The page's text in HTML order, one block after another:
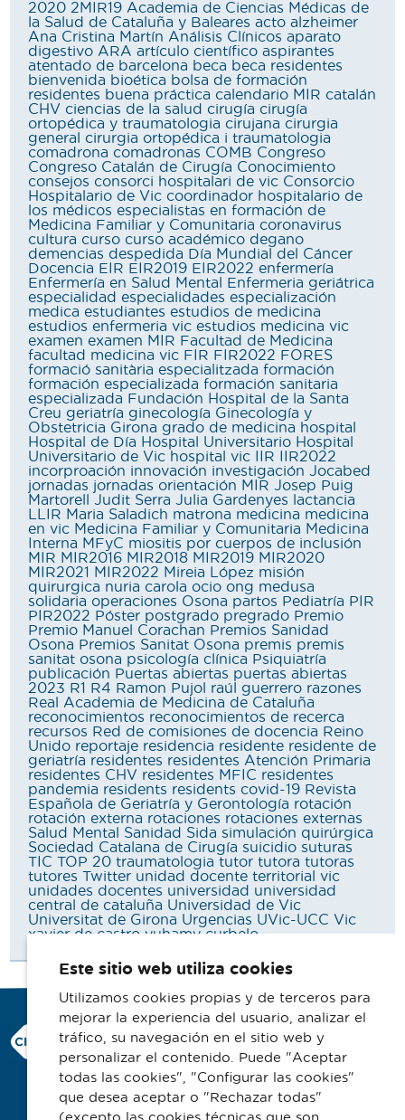
2020 2MIR19 Academia de Ciencias Médicas de
la Salud de Cataluña y Baleares acto alzheimer
Ana Cristina Martín Análisis Clínicos aparato
digestivo ARA artículo científico aspirantes
atentado de barcelona beca beca residentes
bienvenida bioética bolsa de formación
residentes buena práctica calendario MIR catalán
CHV ciencias de la salud cirugía cirugía
ortopédica y traumatologia cirujana cirurgia
general
cirurgia ortopédica i traumatologia
comadrona comadronas COMB Congreso
Congreso Catalán de Cirugía Conocimiento
consejos consorci hospitalari de vic Consorcio
Hospitalario de Vic coordinador hospitalario de
los médicos especialistas en formación de
Medicina Familiar y Comunitaria coronavirus
cultura curso curso académico degano
demencias despedida Día Mundial del Cáncer
Docencia EIR EIR2019 EIR2022 enfermería
Enfermería en Salud Mental
Enfermeria geriátrica
especialidad especialidades especialización
medica estudiantes estudios de medicina
estudios enfermeria vic estudios medicina vic
examen examen MIR Facultad de Medicina
facultad medicina vic FIR FIR2022 FORES
formació sanitària especialitzada formación
formación especializada formación sanitaria
especializada Fundación Hospital de la Santa
Creu geriatría ginecología Ginecología y
Obstetricia Girona grado de medicina hospital
Hospital de Día Hospital Universitario Hospital
Universitario de Vic hospital vic IIR
IIR2022
incorproación innovación investigación Jocabed
jornadas jornadas orientación MIR Josep Puig
Martorell
Judit Serra Julia Gardenyes
lactancia
LLIR Maria Saladich matrona medicina medicina
en vic Medicina Familiar y Comunitaria Medicina
Interna MFyC miositis por cuerpos de inclusión
MIR MIR2016 MIR2018 MIR2019 MIR2020
MIR2021
MIR2022 Mireia López misión
quirurgica nuria carola ocio ong medusa
solidaria operaciones Osona partos Pediatría PIR
PIR2022 Póster postgrado pregrado Premio
Premio Manuel Corachan Premios Sanidad
Osona Premios Sanitat Osona premis premis
sanitat osona psicología clínica Psiquiatría
publicación Puertas abiertas puertas abiertas
2023 R1 R4 Ramon Pujol raúl guerrero razones
Real Academia de Medicina de Cataluña
reconocimientos reconocimientos de recerca
recursos Red de comisiones de docencia Reino
Unido reportaje residencia residente residente de
geriatría residentes residentes Atención Primaria
residentes CHV residentes MFIC residentes
pandemia residents residents covid-19 Revista
Española de Geriatría y Gerontología rotación
rotación externa rotaciones rotaciones externas
Salud Mental
Sanidad Sida simulación quirúrgica
Sociedad Catalana de Cirugía suicidio suturas
TIC TOP 20 traumatologia tutor tutora tutoras
tutores Twitter unidad docente territorial vic
unidades docentes universidad universidad
central de cataluña Universidad de Vic
Universitat de Girona Urgencias UVic-UCC Vic
xavier de castro yuhamy curbelo
Consorci Hospitalari de Vic
Carrer Francesc Pla 'El Vigatà', 1
08500 Vic
Telefono 93 702 77 16
Este sitio web utiliza cookies
Utilizamos cookies propias y de terceros para
mejorar la experiencia del usuario, analizar el
tráfico, su navegación en el sitio web y
personalizar el contenido. Puede "Aceptar
todas las cookies", "Configurar las cookies"
que desea aceptar o "Rechazar todas"